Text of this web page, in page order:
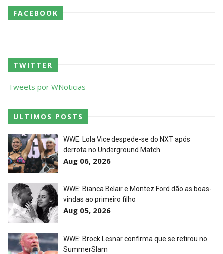
FACEBOOK
TWITTER
Tweets por WNoticias
ULTIMOS POSTS
WWE: Lola Vice despede-se do NXT após
derrota no Underground Match
Aug 06, 2026
WWE: Bianca Belair e Montez Ford dão as boas-
vindas ao primeiro filho
Aug 05, 2026
WWE: Brock Lesnar confirma que se retirou no
SummerSlam